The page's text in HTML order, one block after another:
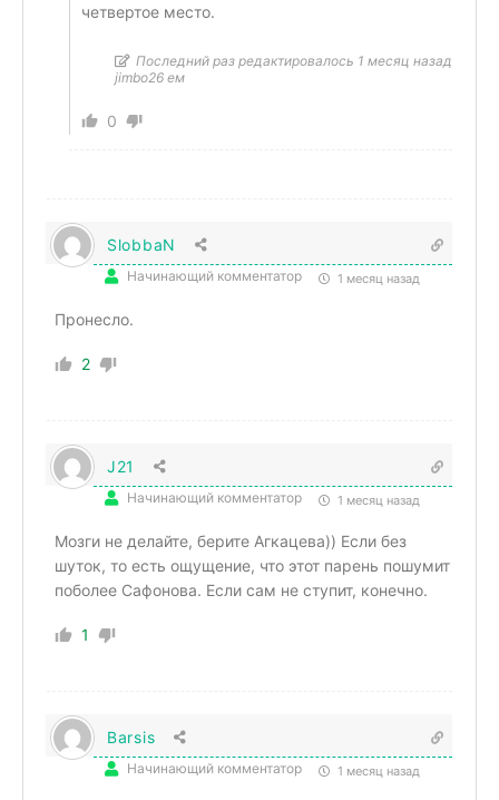
четвертое место.
Последний раз редактировалось 1 месяц назад
jimbo26 ем
0
SlobbaN
Начинающий комментатор 1 месяц назад
Пронесло.
2
J21
Начинающий комментатор 1 месяц назад
Мозги не делайте, берите Агкацева)) Если без
шуток, то есть ощущение, что этот парень пошумит
поболее Сафонова. Если сам не ступит, конечно.
1
Barsis
Начинающий комментатор 1 месяц назад